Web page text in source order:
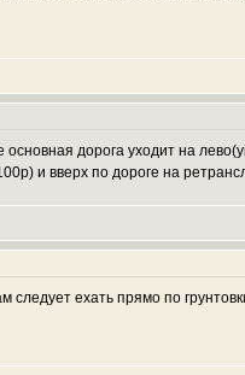
дорога уходит на
и вверх по дороге на
ехать прямо по